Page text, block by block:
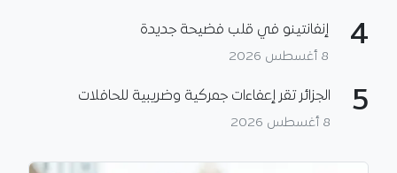
4 إنفانتينو في قلب فضيحة جديدة
8 أغسطس 2026
5 الجزائر تقر إعفاءات جمركية وضريبية للحافلات
8 أغسطس 2026